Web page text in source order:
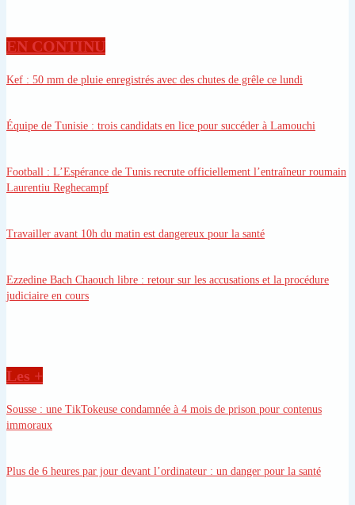
EN CONTINU
Kef : 50 mm de pluie enregistrés avec des chutes de grêle ce lundi
Équipe de Tunisie : trois candidats en lice pour succéder à Lamouchi
Football : L’Espérance de Tunis recrute officiellement l’entraîneur roumain
Laurentiu Reghecampf
Travailler avant 10h du matin est dangereux pour la santé
Ezzedine Bach Chaouch libre : retour sur les accusations et la procédure
judiciaire en cours
Les +
Sousse : une TikTokeuse condamnée à 4 mois de prison pour contenus
immoraux
Plus de 6 heures par jour devant l’ordinateur : un danger pour la santé